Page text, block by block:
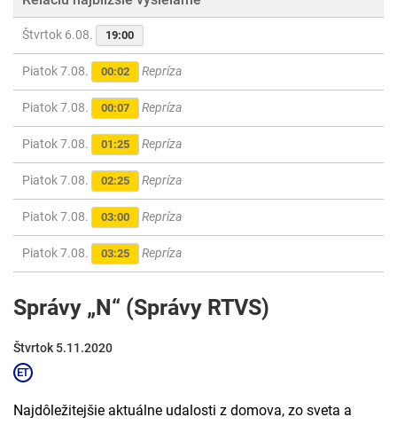
Štvrtok 6.08. 19:00
Piatok 7.08. 00:02 Repríza
Piatok 7.08. 00:07 Repríza
Piatok 7.08. 01:25 Repríza
Piatok 7.08. 02:25 Repríza
Piatok 7.08. 03:00 Repríza
Piatok 7.08. 03:25 Repríza
Správy „N“ (Správy RTVS)
Štvrtok 5.11.2020
Najdôležitejšie aktuálne udalosti z domova, zo sveta a